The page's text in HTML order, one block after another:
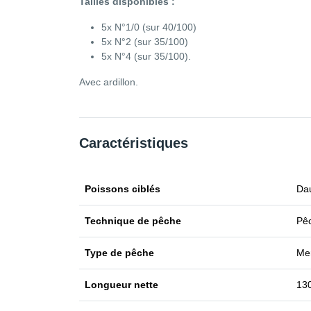
5x N°1/0 (sur 40/100)
5x N°2 (sur 35/100)
5x N°4 (sur 35/100).
Avec ardillon.
Caractéristiques
Poissons ciblés
Technique de pêche
Type de pêche
Longueur nette